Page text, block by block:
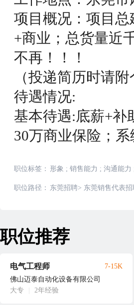
项目概况：项目总
+商业；总货量近
不再！！！
（投递简历时请
待遇情况:
基本待遇:底薪+补
30万商业保险；
职位标签： 形象 ; 销售能力 ; 沟通能力
职位路径： 东莞招聘> 东莞销售代表招
职位推荐
电气工程师
佛山迈泰自动化设备有限公司
大专
2年经验
7-15K